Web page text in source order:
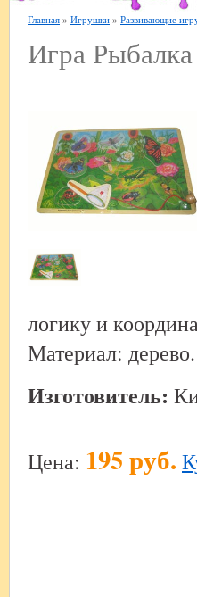
Главная » Игрушки » Развивающие
Игра
логику и
Материал: дерево.
Изготовитель:
Цена: 195 руб.